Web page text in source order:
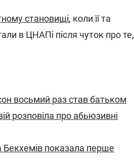
становищі, коли її та
в ЦНАПі після чуток про те,
восьмий раз став батьком
розповіла про абьюзивні
показала перше